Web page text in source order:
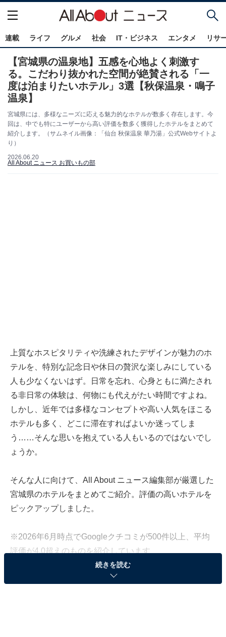
連載 ライフ グルメ 社会 IT・ビジネス エンタメ リサ
【宮城県の温泉地】五感を心地よく刺激す
る。こだわり抜かれた空間が絶賛される「一
度は泊まりたいホテル」3選【秋保温泉・鳴子
温泉】
宮城県には、多様なニーズに応える魅力的なホテルが数多く存在します。今
回は、中でも特にユーザーから高い評価を数多く獲得したホテルをまとめて
紹介します。（サムネイル画像：「仙台 秋保温泉 華乃湯」公式Webサイトよ
り）
2026.06.20
All About ニュース お買いもの部
上質なホスピタリティや洗練されたデザインが魅力のホ
テルを、特別な記念日や休日の贅沢な楽しみにしている
人も少なくないはず。日常を忘れ、心身ともに満たされ
る非日常の体験は、何物にも代えがたい時間ですよね。
しかし、近年では多様なコンセプトや高い人気をほこる
ホテルも多く、どこに滞在すればよいか迷ってしま
う……そんな思いを抱えている人もいるのではないでし
ょうか。
そんな人に向けて、All About ニュース編集部が厳選した
宮城県のホテルをまとめてご紹介。評価の高いホテルを
ピックアップしました。
※2026年6月時点でGoogleクチコミが500件以上、平均
評価が4.0超えのものを紹介しています
この記事の執筆者： All About ニュース お買
続きを読む